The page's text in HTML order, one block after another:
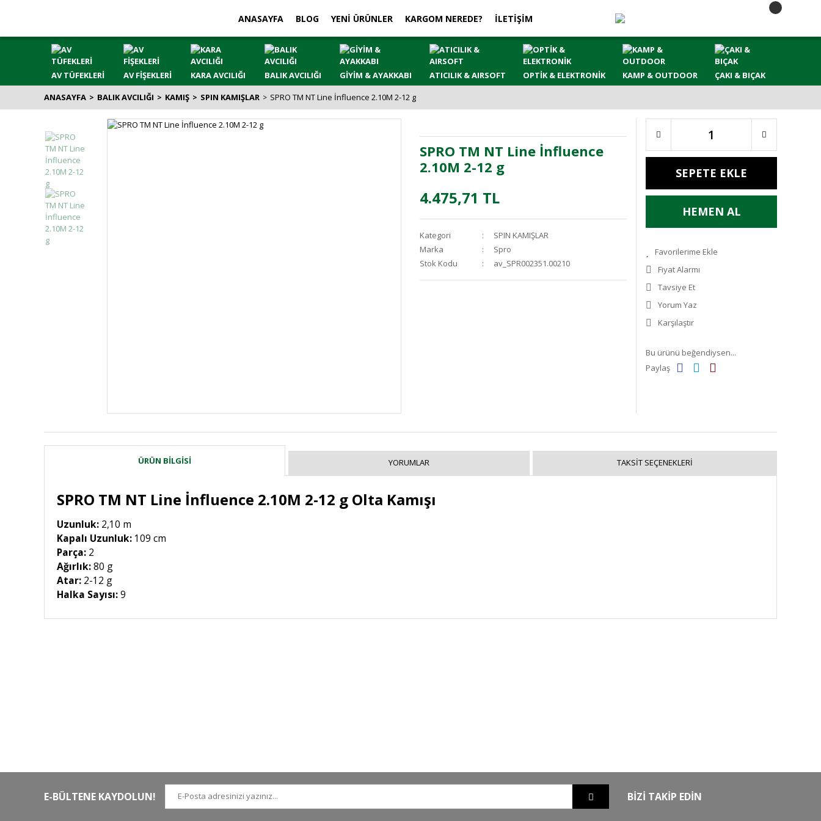
ANASAYFA BLOG YENİ ÜRÜNLER KARGOM NEREDE? İLETİŞİM
AV TÜFEKLERİ AV FİŞEKLERİ KARA AVCILIĞI BALIK AVCILIĞI GİYİM & AYAKKABI ATICILIK & AIRSOFT OPTİK & ELEKTRONİK KAMP & OUTDOOR
ÇAKI & BIÇAK
ANASAYFA
BALIK AVCILIĞI KAMIŞ SPIN KAMIŞLAR SPRO TM NT Line İnfluence 2.10M 2-12 g
SPRO TM NT Line İnfluence
2.10M 2-12 g
4.475,71 TL
Kategori
SPIN KAMIŞLAR
Marka
Spro
Stok Kodu
av_SPR002351.00210
SEPETE EKLE
HEMEN AL
Fiyat Alarmı
Tavsiye Et
Yorum Yaz
Karşılaştır
Bu ürünü beğendiysen...
Paylaş
ÜRÜN BILGISI YORUMLAR TAKSIT SEÇENEKLERI
SPRO TM NT Line İnfluence 2.10M 2-12 g Olta Kamışı
Uzunluk: 2,10 m
Kapalı Uzunluk: 109 cm
Parça: 2
Ağırlık:80 g
Atar: 2-12 g
Halka Sayısı:9
E-BÜLTENE KAYDOLUN! BİZİ TAKİP EDİN